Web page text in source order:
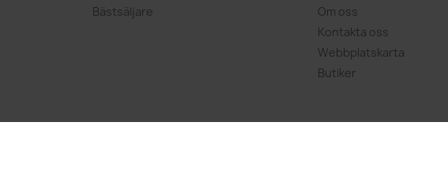
Bästsäljare
Om oss
Kontakta oss
Webbplatskarta
Butiker